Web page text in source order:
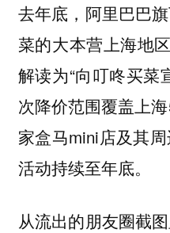
去年底，阿里巴巴
菜的大本营上海地
解读为“向叮咚买菜
次降价范围覆盖上
家盒马mini店及其
活动持续至年底。
从流出的朋友圈截